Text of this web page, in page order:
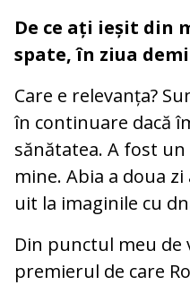
De ce ați ieșit din
spate, în ziua
Care e relevanța?
în continuare dacă
sănătatea. A fost
mine. Abia a doua
uit la imaginile cu
Din punctul meu de
premierul de care